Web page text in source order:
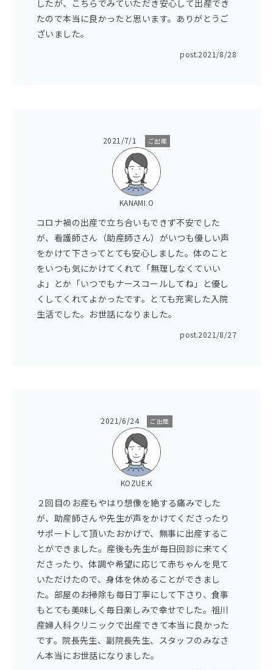
したが、こちらでみていただき安心して出産でき
たので本当に良かったと思います。ありがとうご
ざいました。
post.2021/8/28
2021/7/1 ご出産
KANAMI.O
コロナ禍の出産で立ち合いもできず不安でした
が、看護師さん（助産師さん）がいつも優しい声
をかけて下さってとても安心しました。体のこと
をいつも気にかけてくれて「無理しなくていい
よ」とか「いつでもナースコールしてね」と優し
くしてくれてよかったです。とても充実した入院
生活でした。お世話になりました。
post.2021/8/27
2021/6/24 ご出産
KOZUE.K
２回目のお産もやはり想像を絶する痛みでした
が、助産師さんや先生が声をかけてくださったり
サポートして頂いたおかげで、無事に出産するこ
とができました。産後も先生が毎日回診に来てく
ださったり、体調や希望に応じて赤ちゃんを見て
いただけたので、身体を休めることができまし
た。部屋のお掃除も毎日丁寧にして下さり、食事
もとても美味しく毎日楽しみで幸せでした。祖川
産婦人科クリニックで出産できて本当に良かった
です。院長先生、副院長先生、スタッフのみなさ
ん本当にお世話になりました。